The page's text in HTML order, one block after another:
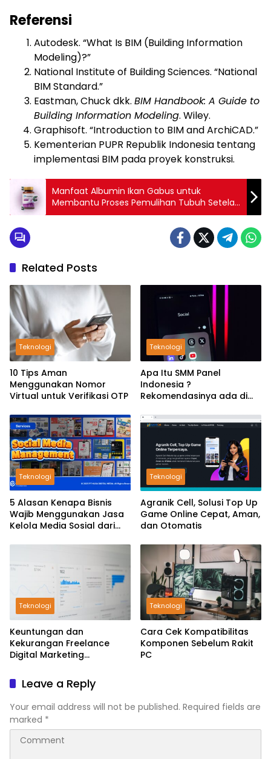
Referensi
Autodesk. “What Is BIM (Building Information
Modeling)?”
National Institute of Building Sciences. “National
BIM Standard.”
Eastman, Chuck dkk. BIM Handbook: A Guide to
Building Information Modeling. Wiley.
Graphisoft. “Introduction to BIM and ArchiCAD.”
Kementerian PUPR Republik Indonesia tentang
implementasi BIM pada proyek konstruksi.
Manfaat Albumin Ikan Gabus untuk
Membantu Proses Pemulihan Tubuh Setelah
Sakit atau Operasi
Related Posts
Teknologi
10 Tips Aman
Menggunakan Nomor
Virtual untuk Verifikasi OTP
Teknologi
Apa Itu SMM Panel
Indonesia ?
Rekomendasinya ada di
Teknologi
5 Alasan Kenapa Bisnis
Wajib Menggunakan Jasa
Kelola Media Sosial dari
Teknologi
Agranik Cell, Solusi Top Up
Game Online Cepat, Aman,
dan Otomatis
Teknologi
Keuntungan dan
Kekurangan Freelance
Digital Marketing
Teknologi
Cara Cek Kompatibilitas
Komponen Sebelum Rakit
PC
Leave a Reply
Your email address will not be published. Required fields are
marked *